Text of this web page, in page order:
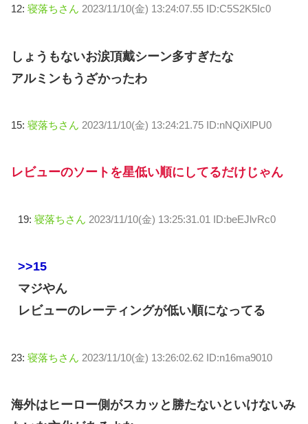
12: 寝落ちさん 2023/11/10(金) 13:24:07.55 ID:C5S2K5Ic0
しょうもないお涙頂戴シーン多すぎたな
アルミンもうざかったわ
15: 寝落ちさん 2023/11/10(金) 13:24:21.75 ID:nNQiXlPU0
レビューのソートを星低い順にしてるだけじゃん
19: 寝落ちさん 2023/11/10(金) 13:25:31.01 ID:beEJlvRc0
>>15
マジやん
レビューのレーティングが低い順になってる
23: 寝落ちさん 2023/11/10(金) 13:26:02.62 ID:n16ma9010
海外はヒーロー側がスカッと勝たないといけないみ